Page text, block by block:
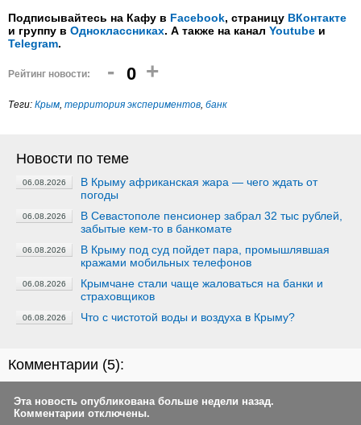
Подписывайтесь на Кафу в Facebook, страницу ВКонтакте
и группу в Одноклассниках. А также на канал Youtube и
Telegram.
Рейтинг новости: - 0 +
Теги: Крым, территория экспериментов, банк
Новости по теме
06.08.2026
В Крыму африканская жара — чего ждать от
погоды
06.08.2026
В Севастополе пенсионер забрал 32 тыс рублей,
забытые кем-то в банкомате
06.08.2026
В Крыму под суд пойдет пара, промышлявшая
кражами мобильных телефонов
06.08.2026
Крымчане стали чаще жаловаться на банки и
страховщиков
06.08.2026 Что с чистотой воды и воздуха в Крыму?
Комментарии (5):
Эта новость опубликована больше недели назад.
Комментарии отключены.